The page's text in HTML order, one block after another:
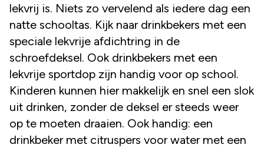
lekvrij is. Niets zo vervelend als iedere dag een
natte schooltas. Kijk naar drinkbekers met een
speciale lekvrije afdichtring in de
schroefdeksel. Ook drinkbekers met een
lekvrije sportdop zijn handig voor op school.
Kinderen kunnen hier makkelijk en snel een slok
uit drinken, zonder de deksel er steeds weer
op te moeten draaien. Ook handig: een
drinkbeker met citruspers voor water met een